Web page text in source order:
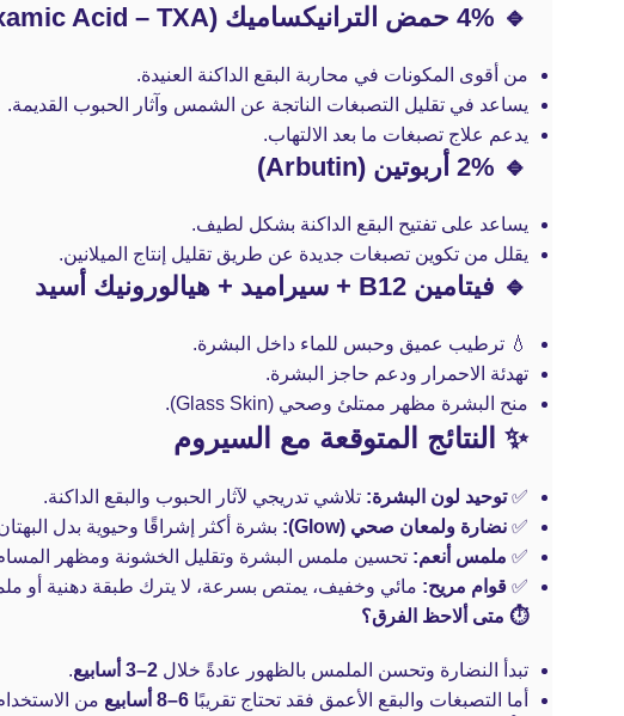
🔹 4% حمض الترانيكساميك (Tranexamic Acid – TXA)
من أقوى المكونات في محاربة البقع الداكنة العنيدة.
يساعد في تقليل التصبغات الناتجة عن الشمس وآثار الحبوب القديمة.
يدعم علاج تصبغات ما بعد الالتهاب.
🔹 2% أربوتين (Arbutin)
يساعد على تفتيح البقع الداكنة بشكل لطيف.
يقلل من تكوين تصبغات جديدة عن طريق تقليل إنتاج الميلانين.
🔹 فيتامين B12 + سيراميد + هيالورونيك أسيد
💧 ترطيب عميق وحبس للماء داخل البشرة.
تهدئة الاحمرار ودعم حاجز البشرة.
منح البشرة مظهر ممتلئ وصحي (Glass Skin).
✨ النتائج المتوقعة مع السيروم
✅توحيد لون البشرة: تلاشي تدريجي لآثار الحبوب والبقع الداكنة.
✅ نضارة ولمعان صحي (Glow):
بشرة أكثر إشراقًا وحيوية بدل
✅ ملمس أنعم: تحسين ملمس البشرة وتقليل الخشونة ومظهر
✅ قوام مريح: مائي وخفيف، يمتص بسرعة، لا يترك طبقة دهنية أو
⏱ متى ألاحظ الفرق؟
تبدأ النضارة وتحسن الملمس بالظهور عادةً خلال 2–3 أسابيع
.
أما التصبغات والبقع الأعمق فقد تحتاج تقريبًا 6–8 أسابيع من